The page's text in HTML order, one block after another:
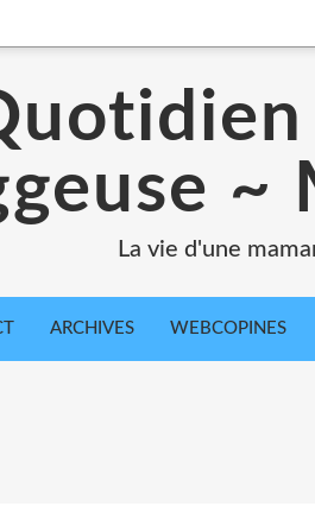
~
La vie d'une
ARCHIVES WEBCOPINES